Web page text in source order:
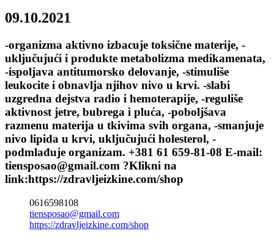
09.10.2021
-organizma aktivno izbacuje toksične materije, -
uključujući i produkte metabolizma medikamenata,
-ispoljava antitumorsko delovanje, -stimuliše
leukocite i obnavlja njihov nivo u krvi. -slabi
uzgredna dejstva radio i hemoterapije, -reguliše
aktivnost jetre, bubrega i pluća, -poboljšava
razmenu materija u tkivima svih organa, -smanjuje
nivo lipida u krvi, uključujući holesterol, -
podmlađuje organizam. +381 61 659-81-08 E-mail:
tiensposao@gmail.com ?Klikni na
link:https://zdravljeizkine.com/shop
0616598108
tiensposao@gmail.com
https://zdravljeizkine.com/shop